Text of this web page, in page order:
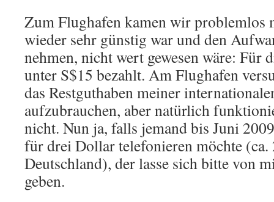
Zum Flughafen kamen wir problemlos
wieder sehr günstig war und den
nehmen, nicht wert gewesen wäre: Für
unter S$15 bezahlt. Am Flughafen
das Restguthaben meiner
aufzubrauchen, aber natürlich
nicht. Nun ja, falls jemand bis Juni
für drei Dollar telefonieren möchte
Deutschland), der lasse sich bitte von
geben.